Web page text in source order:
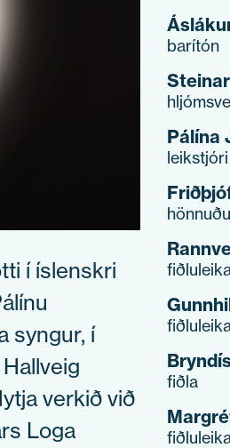
í íslenskri
syngur, í
verkið við
Loga
barítón
Pálína
leikstjóri
fiðla